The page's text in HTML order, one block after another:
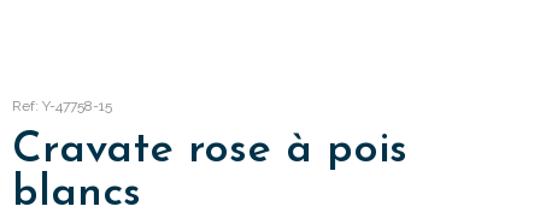
Ref: Y-47758-15
Cravate rose à pois
blancs